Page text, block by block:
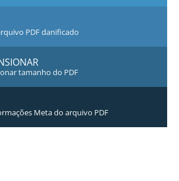
PDF danificado
tamanho do PDF
Meta do arquivo PDF